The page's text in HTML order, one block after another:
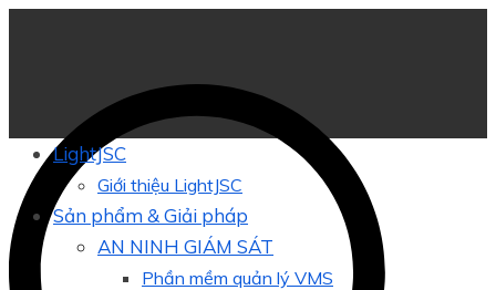
LightJSC
Giới thiệu LightJSC
Sản phẩm & Giải pháp
AN NINH GIÁM SÁT
Phần mềm quản lý VMS